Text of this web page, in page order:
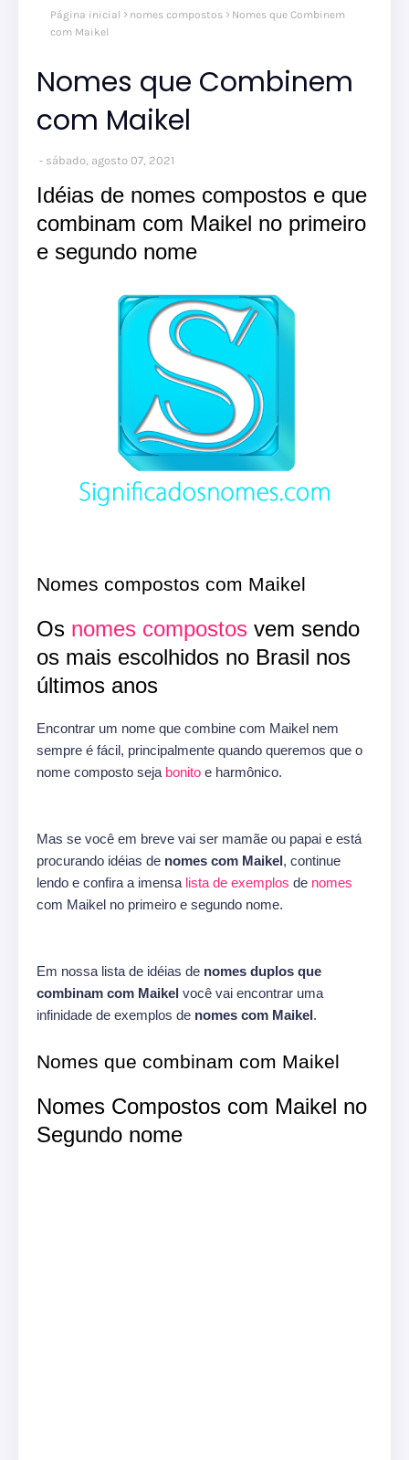
Página inicial nomes compostos
Nomes que Combinem
com Maikel
Nomes que Combinem
com Maikel
sábado, agosto 07, 2021
Idéias de nomes compostos e que
combinam com Maikel no primeiro
e segundo nome
Nomes compostos com Maikel
Os nomes compostos vem sendo
os mais escolhidos no Brasil nos
últimos anos
Encontrar um nome que combine com Maikel nem
sempre é fácil, principalmente quando queremos que o
nome composto seja bonito e harmônico.
Mas se você em breve vai ser mamãe ou papai e está
procurando idéias de nomes com Maikel, continue
lendo e confira a imensa lista de exemplos de nomes
com Maikel no primeiro e segundo nome.
Em nossa lista de idéias de nomes duplos que
combinam com Maikel você vai encontrar uma
infinidade de exemplos de nomes com Maikel.
Nomes que combinam com Maikel
Nomes Compostos com Maikel no
Segundo nome